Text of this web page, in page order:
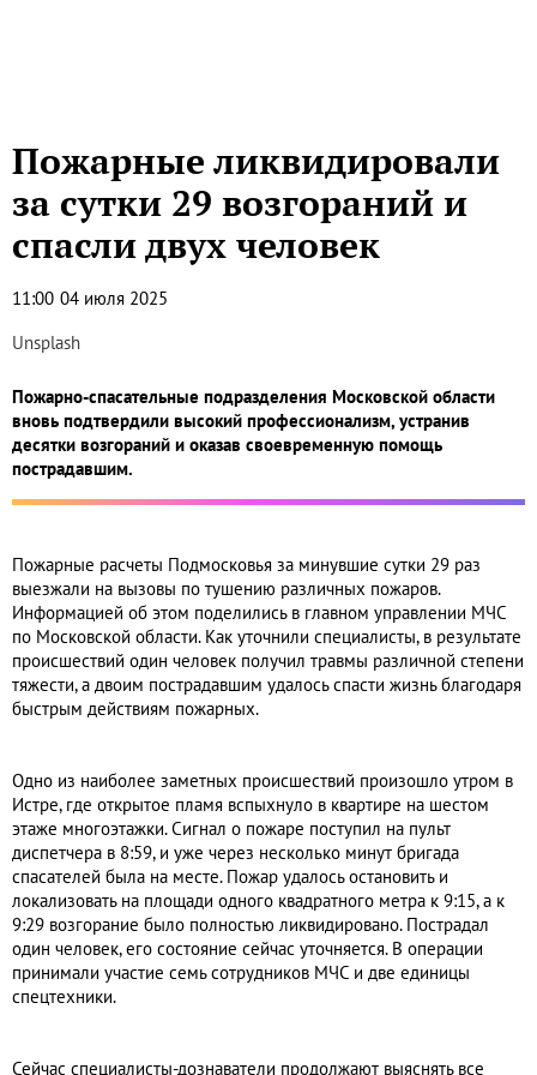
Пожарные ликвидировали
за сутки 29 возгораний и
спасли двух человек
11:00 04 июля 2025
Unsplash
Пожарно-спасательные подразделения Московской области
вновь подтвердили высокий профессионализм, устранив
десятки возгораний и оказав своевременную помощь
пострадавшим.
Пожарные расчеты Подмосковья за минувшие сутки 29 раз
выезжали на вызовы по тушению различных пожаров.
Информацией об этом поделились в главном управлении МЧС
по Московской области. Как уточнили специалисты, в результате
происшествий один человек получил травмы различной степени
тяжести, а двоим пострадавшим удалось спасти жизнь благодаря
быстрым действиям пожарных.
Одно из наиболее заметных происшествий произошло утром в
Истре, где открытое пламя вспыхнуло в квартире на шестом
этаже многоэтажки. Сигнал о пожаре поступил на пульт
диспетчера в 8:59, и уже через несколько минут бригада
спасателей была на месте. Пожар удалось остановить и
локализовать на площади одного квадратного метра к 9:15, а к
9:29 возгорание было полностью ликвидировано. Пострадал
один человек, его состояние сейчас уточняется. В операции
принимали участие семь сотрудников МЧС и две единицы
спецтехники.
Сейчас специалисты-дознаватели продолжают выяснять все